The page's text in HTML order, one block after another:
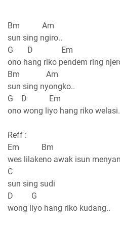
Bm Am
sun sing ngiro..
G D Em
ono hang riko pendem ring
Bm Am
sun sing nyongko..
G D Em
ono wong liyo hang riko
Reff :
Em Bm
wes lilakeno awak isun
C
sun sing sudi
D G
wong liyo hang riko kudang..